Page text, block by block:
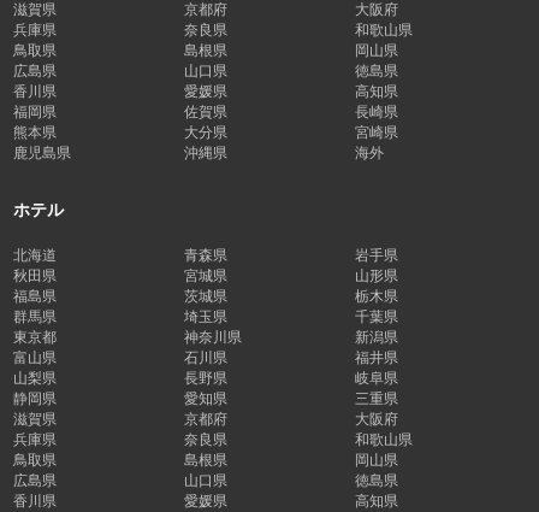
滋賀県
京都府
大阪府
兵庫県
奈良県
和歌山県
鳥取県
島根県
岡山県
広島県
山口県
徳島県
香川県
愛媛県
高知県
福岡県
佐賀県
長崎県
熊本県
大分県
宮崎県
鹿児島県
沖縄県 海外
ホテル
北海道 青森県
岩手県
秋田県
宮城県
山形県
福島県
茨城県
栃木県
群馬県
埼玉県
千葉県
東京都
神奈川県
新潟県
富山県
石川県
福井県
山梨県
長野県
岐阜県
静岡県
愛知県
三重県
滋賀県
京都府
大阪府
兵庫県
奈良県
和歌山県
鳥取県
島根県
岡山県
広島県
山口県
徳島県
香川県
愛媛県
高知県